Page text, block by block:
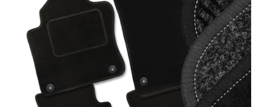
images
gallery